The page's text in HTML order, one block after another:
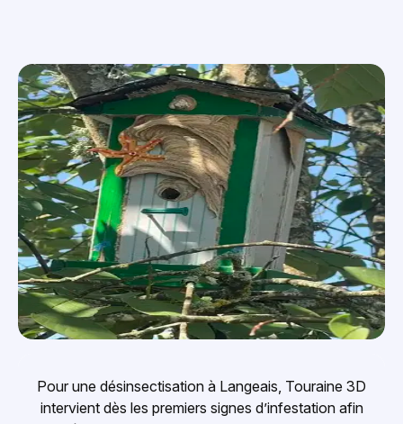
Pour une désinsectisation à Langeais, Touraine 3D
intervient dès les premiers signes d’infestation afin